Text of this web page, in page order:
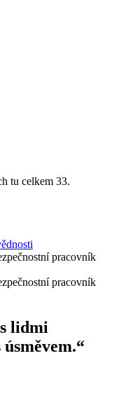
tu celkem 33.
lidmi